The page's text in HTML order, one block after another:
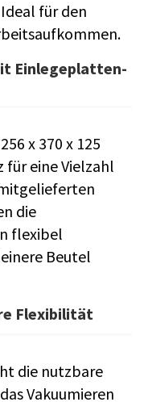
für den
Einlegeplatten-
x 370 x 125
eine Vielzahl
die
flexibel
Beutel
Flexibilität
die nutzbare
Vakuumieren